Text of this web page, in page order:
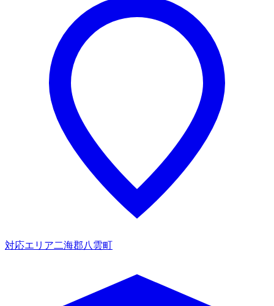
対応エリア二海郡八雲町